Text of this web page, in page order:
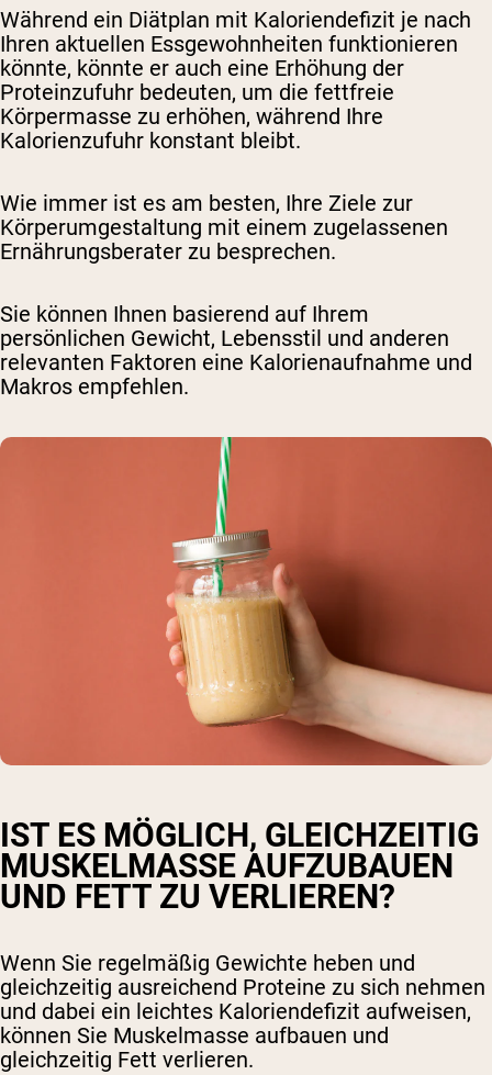
Während ein Diätplan mit Kaloriendefizit je nach
Ihren aktuellen Essgewohnheiten funktionieren
könnte, könnte er auch eine Erhöhung der
Proteinzufuhr bedeuten, um die fettfreie
Körpermasse zu erhöhen, während Ihre
Kalorienzufuhr konstant bleibt.
Wie immer ist es am besten, Ihre Ziele zur
Körperumgestaltung mit einem zugelassenen
Ernährungsberater zu besprechen.
Sie können Ihnen basierend auf Ihrem
persönlichen Gewicht, Lebensstil und anderen
relevanten Faktoren eine Kalorienaufnahme und
Makros empfehlen.
IST ES MÖGLICH, GLEICHZEITIG
MUSKELMASSE AUFZUBAUEN
UND FETT ZU VERLIEREN?
Wenn Sie regelmäßig Gewichte heben und
gleichzeitig ausreichend Proteine ​​zu sich nehmen
und dabei ein leichtes Kaloriendefizit aufweisen,
können Sie Muskelmasse aufbauen und
gleichzeitig Fett verlieren.